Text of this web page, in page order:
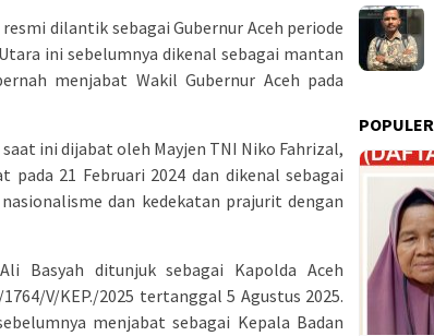
dilantik sebagai Gubernur Aceh periode
ini sebelumnya dikenal sebagai mantan
menjabat Wakil Gubernur Aceh pada
ini dijabat oleh Mayjen TNI Niko Fahrizal,
21 Februari 2024 dan dikenal sebagai
dan kedekatan prajurit dengan
Basyah ditunjuk sebagai Kapolda Aceh
V/KEP./2025 tertanggal 5 Agustus 2025.
menjabat sebagai Kepala Badan
POPULER